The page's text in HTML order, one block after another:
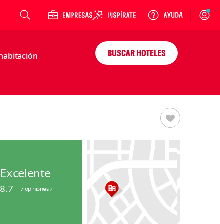
Login
BUSCAR HOTELES
Excelente
8.7 7 opiniones